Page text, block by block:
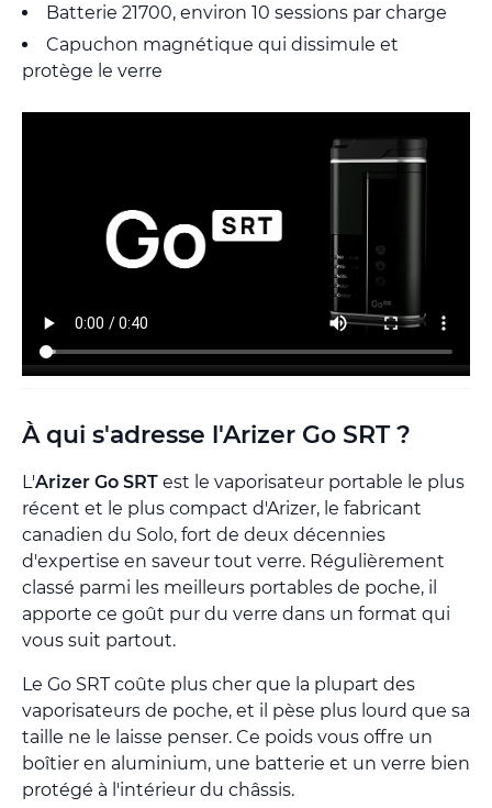
Batterie 21700, environ 10 sessions par charge
Capuchon magnétique qui dissimule et
protège le verre
À qui s'adresse l'Arizer Go SRT ?
L'Arizer Go SRT est le vaporisateur portable le plus
récent et le plus compact d'Arizer, le fabricant
canadien du Solo, fort de deux décennies
d'expertise en saveur tout verre. Régulièrement
classé parmi les meilleurs portables de poche, il
apporte ce goût pur du verre dans un format qui
vous suit partout.
Le Go SRT coûte plus cher que la plupart des
vaporisateurs de poche, et il pèse plus lourd que sa
taille ne le laisse penser. Ce poids vous offre un
boîtier en aluminium, une batterie et un verre bien
protégé à l'intérieur du châssis.